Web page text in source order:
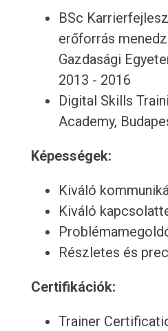
BSc
erőforrás
Gazdasági
2013 - 2016
Digital Skills
Academy,
Képességek:
Kiváló
Kiváló
Részletes és
Certifikációk:
Trainer